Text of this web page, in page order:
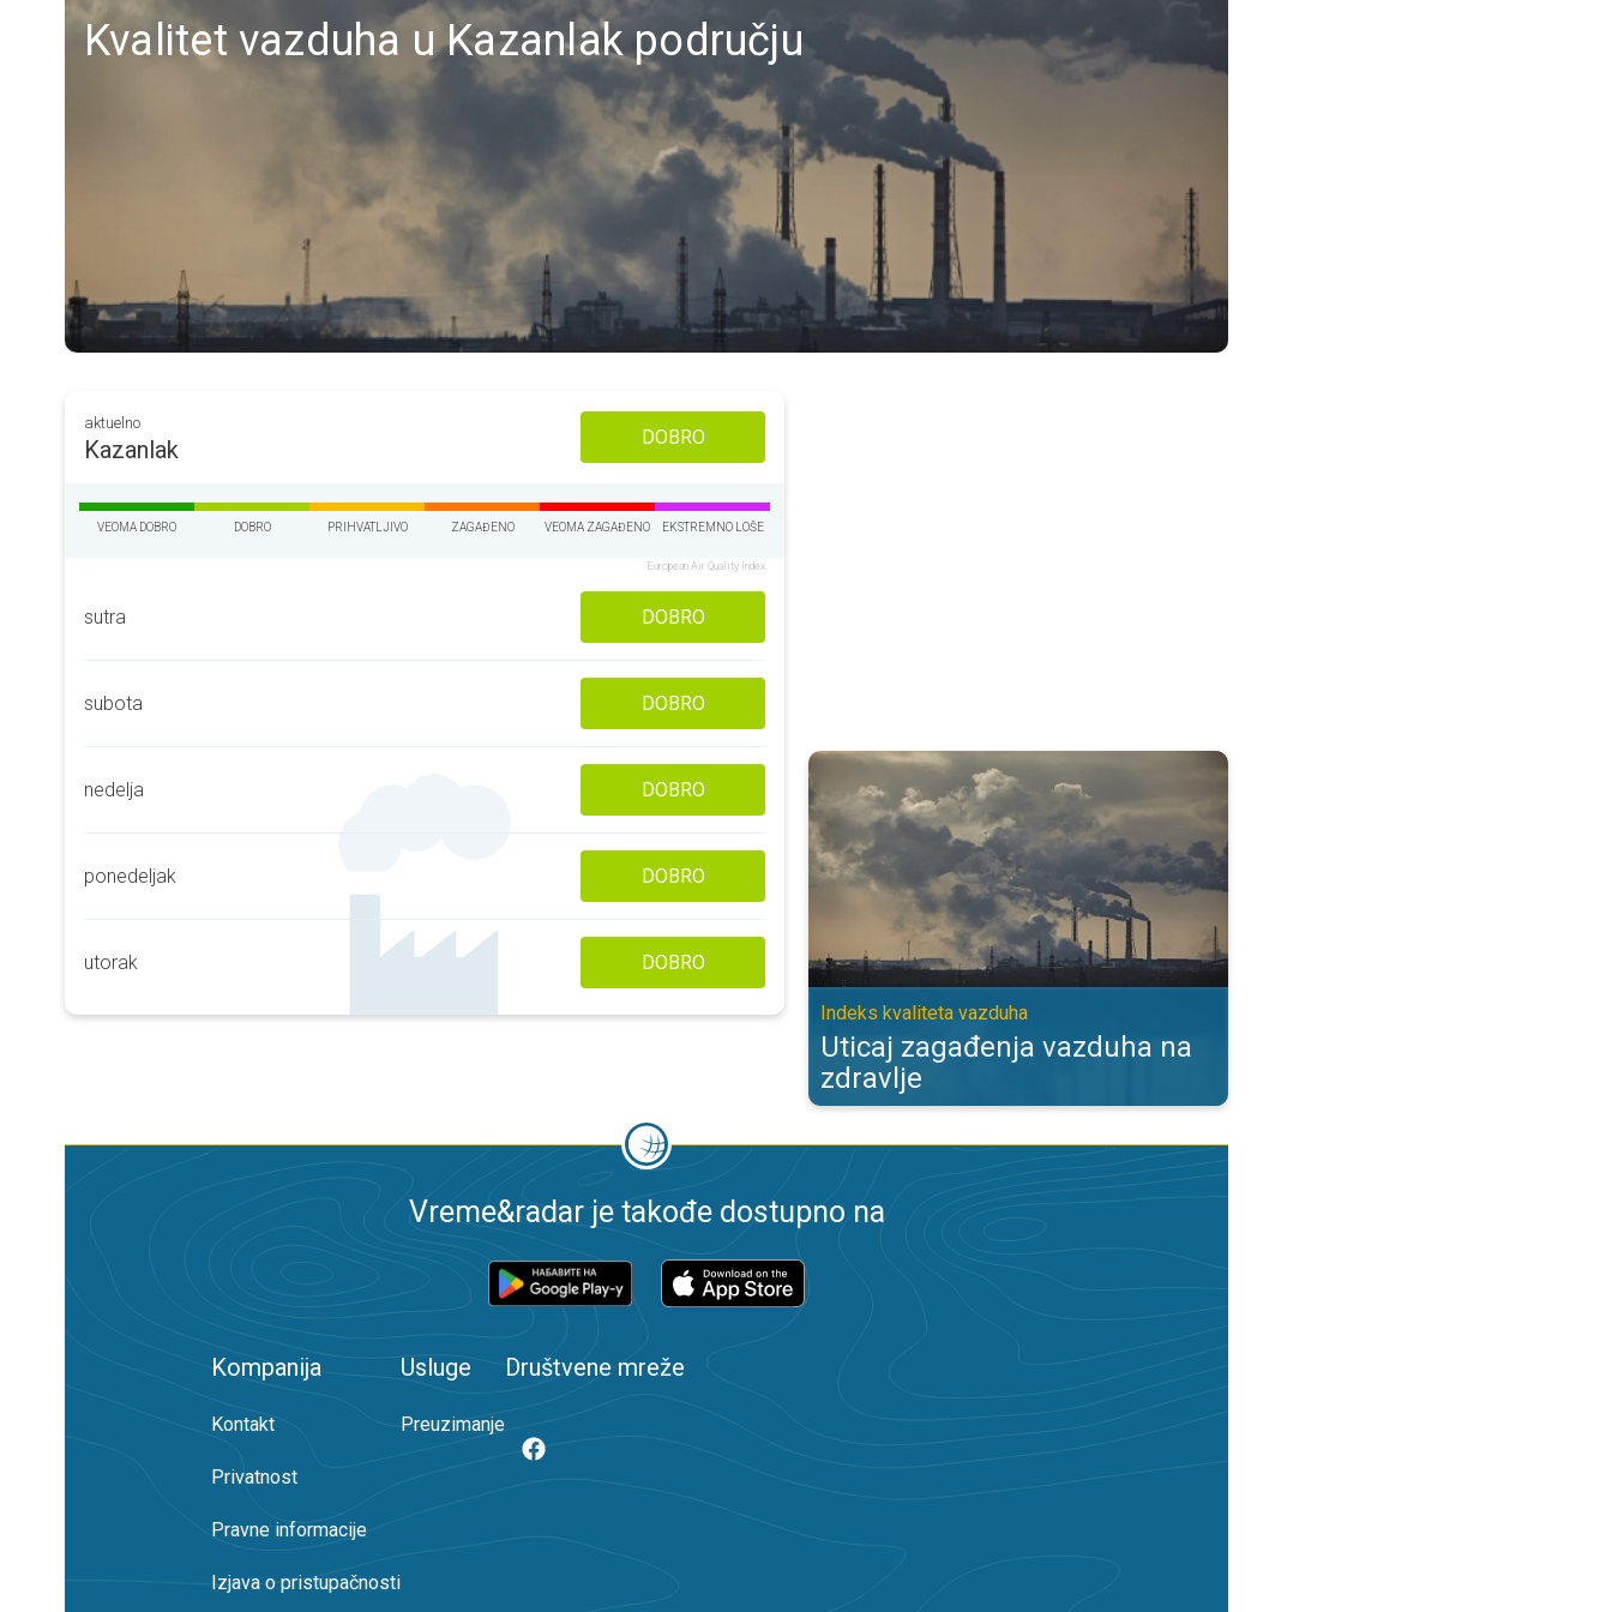
Kvalitet vazduha u Kazanlak području
aktuelno
Kazanlak DOBRO
VEOMA DOBRO DOBRO PRIHVATLJIVO ZAGAĐENO VEOMA ZAGAĐENO EKSTREMNO LOŠE
European Air Quality Index
sutra DOBRO
subota DOBRO
nedelja DOBRO
ponedeljak DOBRO
utorak DOBRO
Uticaj zagađenja vazduha na zdravlje. Indeks kvaliteta vazduha. . .
Indeks kvaliteta vazduha
Uticaj zagađenja vazduha na
zdravlje
Vreme&radar je takođe dostupno na
Kompanija
Kontakt
Privatnost
Pravne informacije
Izjava o pristupačnosti
Usluge
Preuzimanje
Društvene mreže